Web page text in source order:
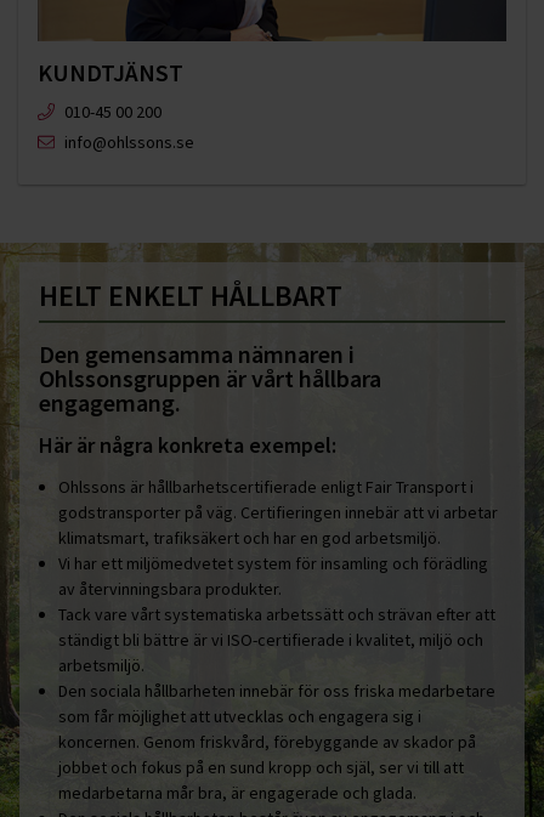
KUNDTJÄNST
010-45 00 200​
info@ohlssons.se
HELT ENKELT HÅLLBART
Den gemensamma nämnaren i
Ohlssonsgruppen är vårt hållbara
engagemang.
Här är några konkreta exempel:
Ohlssons är hållbarhetscertifierade enligt Fair Transport i
godstransporter på väg. Certifieringen innebär att vi arbetar
klimatsmart, trafiksäkert och har en god arbetsmiljö.
Vi har ett miljömedvetet system för insamling och förädling
av återvinningsbara produkter.
Tack vare vårt systematiska arbetssätt och strävan efter att
ständigt bli bättre är vi ISO-certifierade i kvalitet, miljö och
arbetsmiljö.
Den sociala hållbarheten innebär för oss friska medarbetare
som får möjlighet att utvecklas och engagera sig i
koncernen. Genom friskvård, förebyggande av skador på
jobbet och fokus på en sund kropp och själ, ser vi till att
medarbetarna mår bra, är engagerade och glada.